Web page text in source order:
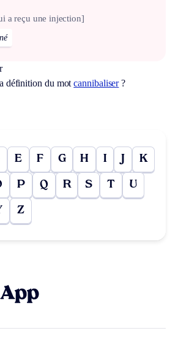
a reçu une injection]
définition du motcannibaliser?
E F G H I J K
P Q R S T U
Z